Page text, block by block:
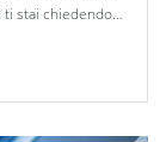
stai chiedendo…